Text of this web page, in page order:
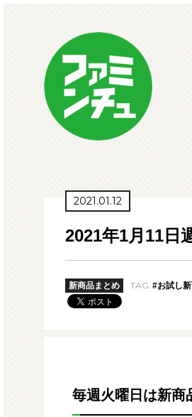
2021.01.12
2021年1月11日
新商品まとめ TAG: #お試し
毎週火曜日は新商